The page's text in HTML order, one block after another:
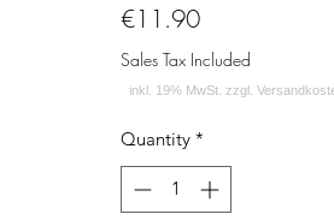
€11.90Price
Sales Tax Included
Quantity *